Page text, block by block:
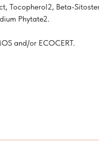
Tocopherol2, Beta-
Phytate2.
and/or ECOCERT.